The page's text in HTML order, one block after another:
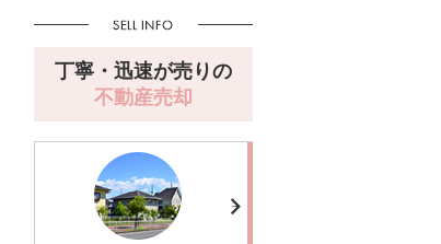
丁寧・迅速が売りの
不動産売却